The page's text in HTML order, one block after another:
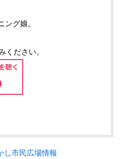
ング娘。
ください。
し市民広場情報